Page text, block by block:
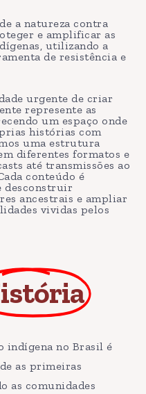
a natureza contra
e amplificar as
utilizando a
de resistência e
urgente de criar
represente as
um espaço onde
histórias com
uma estrutura
diferentes formatos e
até transmissões ao
conteúdo é
desconstruir
ancestrais e ampliar
vividas pelos
indígena no Brasil é
as primeiras
as comunidades